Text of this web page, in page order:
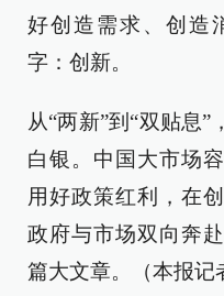
好创造需求、创造
字：创新。
从“两新”到“双贴息
白银。中国大市场
用好政策红利，在
政府与市场双向奔
篇大文章。（本报记